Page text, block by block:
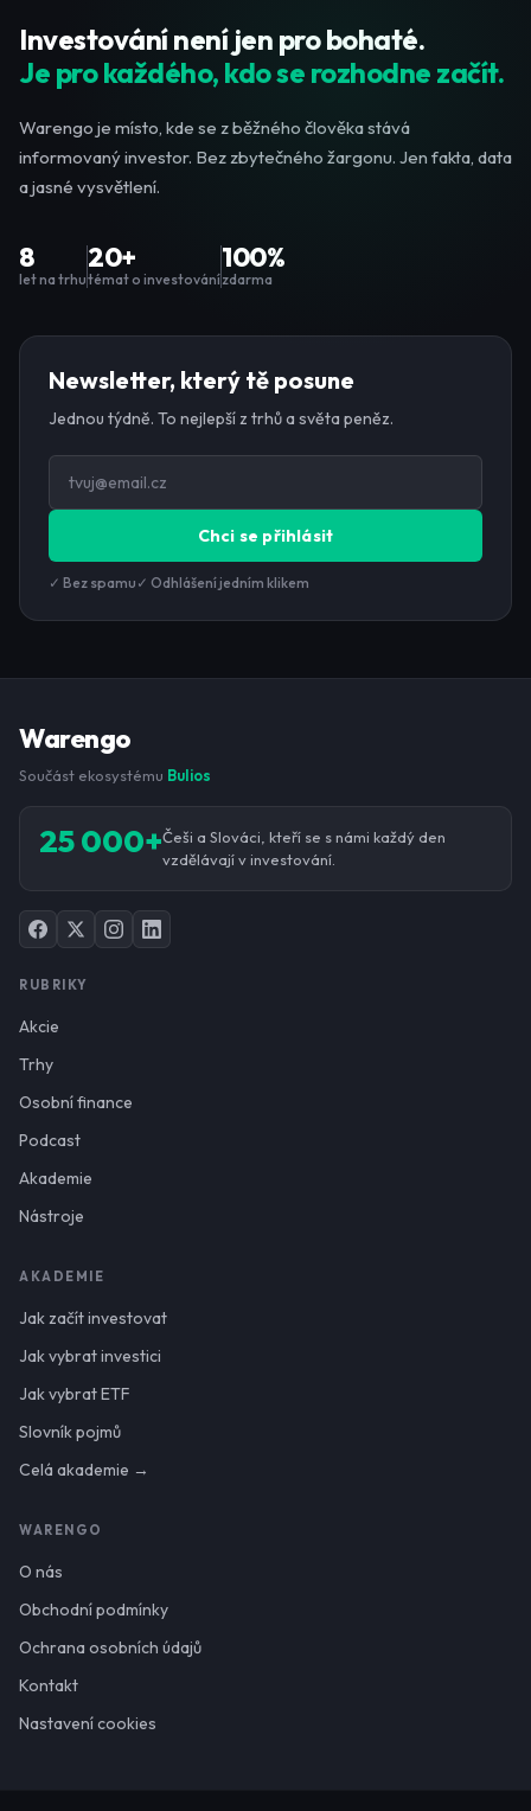
Investování není jen pro bohaté.
Je pro každého, kdo se rozhodne začít.
Warengo je místo, kde se z běžného člověka stává
informovaný investor. Bez zbytečného žargonu. Jen fakta, data
a jasné vysvětlení.
8
let na trhu
20+
témat o investování
100%
zdarma
Newsletter, který tě posune
Jednou týdně. To nejlepší z trhů a světa peněz.
Chci se přihlásit
✓ Bez spamu ✓ Odhlášení jedním klikem
Warengo
Součást ekosystému Bulios
25 000+Češi a Slováci, kteří se s námi každý den
vzdělávají v investování.
RUBRIKY
Akcie
Trhy
Osobní finance
Podcast
Akademie
Nástroje
AKADEMIE
Jak začít investovat
Jak vybrat investici
Jak vybrat ETF
Slovník pojmů
Celá akademie →
WARENGO
O nás
Obchodní podmínky
Ochrana osobních údajů
Kontakt
Nastavení cookies